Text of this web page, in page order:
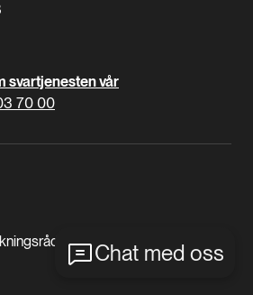
Chat med oss
svartjenesten vår
70 00